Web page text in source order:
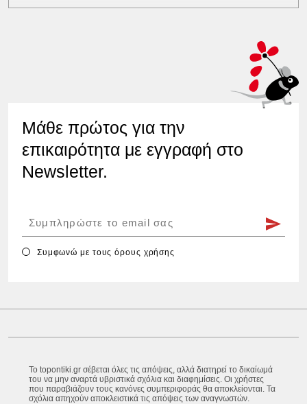
Μάθε πρώτος για την
επικαιρότητα με εγγραφή στο
Newsletter.
Συμφωνώ με τουςόρους χρήσης
Το topontiki.gr σέβεται όλες τις απόψεις, αλλά διατηρεί το δικαίωμά
του να μην αναρτά υβριστικά σχόλια και διαφημίσεις. Οι χρήστες
που παραβιάζουν τους κανόνες συμπεριφοράς θα αποκλείονται. Τα
σχόλια απηχούν αποκλειστικά τις απόψεις των αναγνωστών.